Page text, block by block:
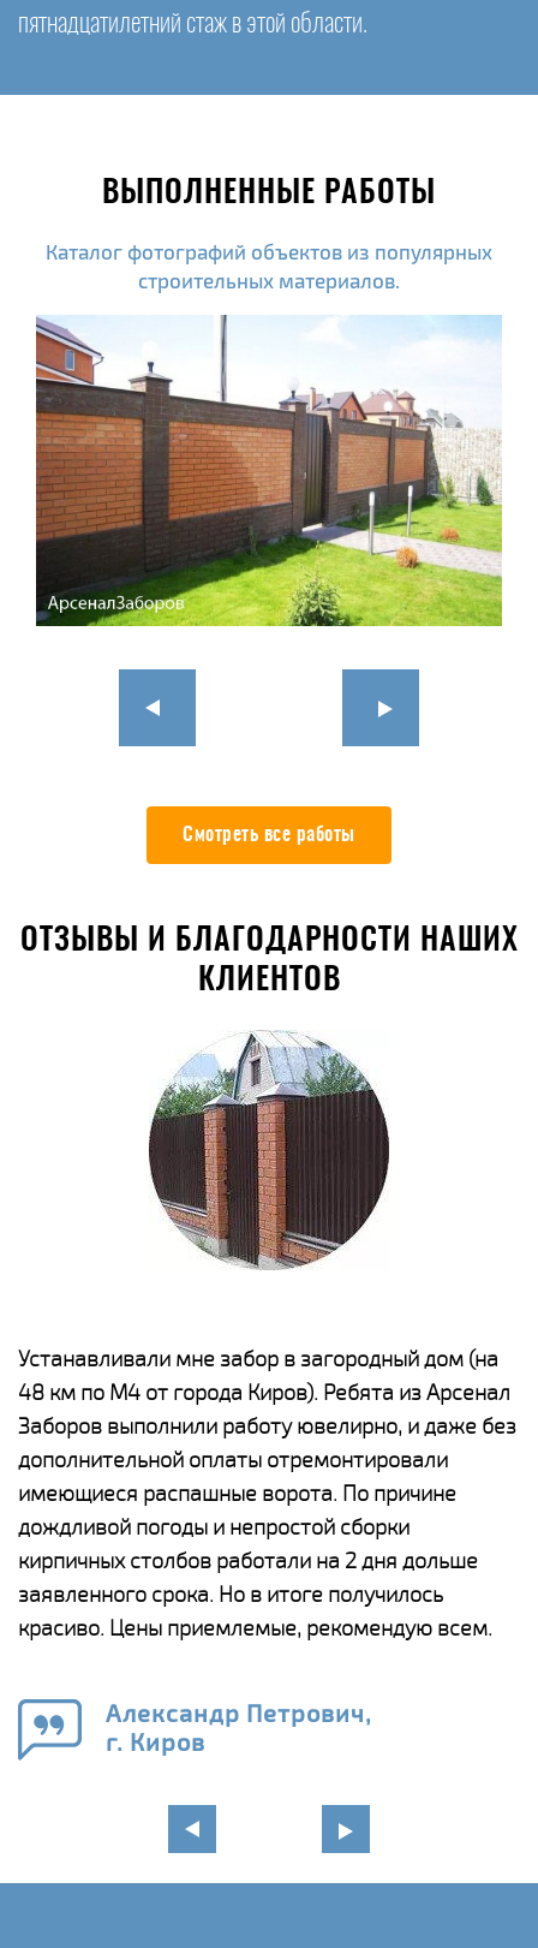
пятнадцатилетний стаж в этой области.
ВЫПОЛНЕННЫЕ РАБОТЫ
Каталог фотографий объектов из популярных
строительных материалов.
Смотреть все работы
ОТЗЫВЫ И БЛАГОДАРНОСТИ НАШИХ
КЛИЕНТОВ
Устанавливали мне забор в загородный дом (на
48 км по М4 от города Киров). Ребята из Арсенал
Заборов выполнили работу ювелирно, и даже без
дополнительной оплаты отремонтировали
имеющиеся распашные ворота. По причине
дождливой погоды и непростой сборки
кирпичных столбов работали на 2 дня дольше
заявленного срока. Но в итоге получилось
красиво. Цены приемлемые, рекомендую всем.
Александр Петрович,
г. Киров